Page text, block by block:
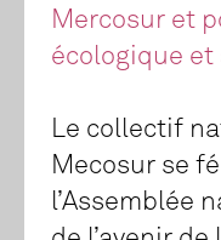
Mercosur et
écologique et
Le collectif
Mecosur se
l’Assemblée